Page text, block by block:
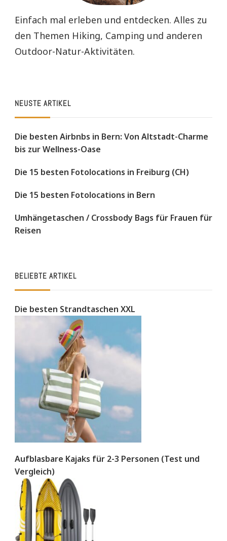
Einfach mal erleben und entdecken. Alles zu
den Themen Hiking, Camping und anderen
Outdoor-Natur-Aktivitäten.
NEUSTE ARTIKEL
Die besten Airbnbs in Bern: Von Altstadt-Charme
bis zur Wellness-Oase
Die 15 besten Fotolocations in Freiburg (CH)
Die 15 besten Fotolocations in Bern
Umhängetaschen / Crossbody Bags für Frauen für
Reisen
BELIEBTE ARTIKEL
Die besten Strandtaschen XXL
Aufblasbare Kajaks für 2-3 Personen (Test und
Vergleich)